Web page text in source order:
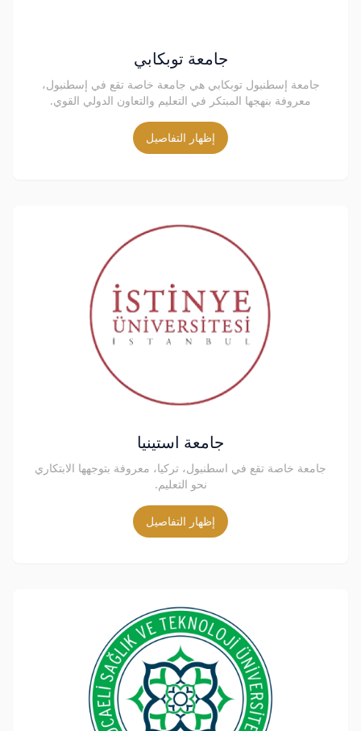
جامعة توبكابي
جامعة إسطنبول توبكابي هي جامعة خاصة تقع في إسطنبول،
معروفة بنهجها المبتكر في التعليم والتعاون الدولي القوي.
إظهار التفاصيل
جامعة استينيا
جامعة خاصة تقع في اسطنبول، تركيا، معروفة بتوجهها الابتكاري
نحو التعليم.
إظهار التفاصيل